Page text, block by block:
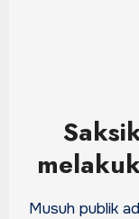
Musuh publik adalah tamu musik tadi malam (Senin,